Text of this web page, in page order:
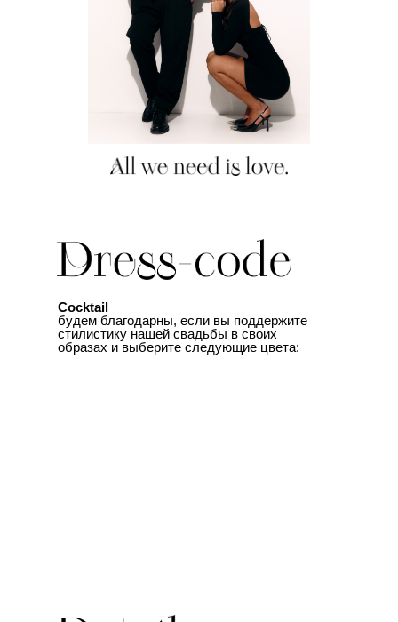
Cocktail
будем благодарны, если вы поддержите
стилистику нашей свадьбы в своих
образах и выберите следующие цвета: